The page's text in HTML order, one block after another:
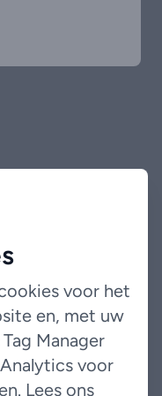
voor het
en, met uw
Manager
voor
Lees ons